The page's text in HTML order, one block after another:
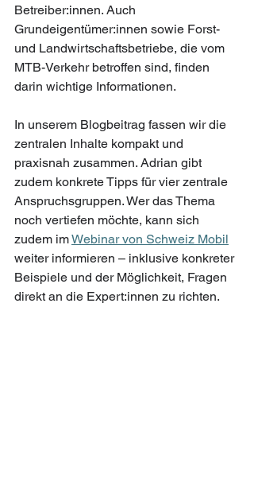
Betreiber:innen. Auch
Grundeigentümer:innen sowie Forst-
und Landwirtschaftsbetriebe, die vom
MTB-Verkehr betroffen sind, finden
darin wichtige Informationen.
In unserem Blogbeitrag fassen wir die
zentralen Inhalte kompakt und
praxisnah zusammen. Adrian gibt
zudem konkrete Tipps für vier zentrale
Anspruchsgruppen. Wer das Thema
noch vertiefen möchte, kann sich
zudem im Webinar von Schweiz Mobil
weiter informieren – inklusive konkreter
Beispiele und der Möglichkeit, Fragen
direkt an die Expert:innen zu richten.